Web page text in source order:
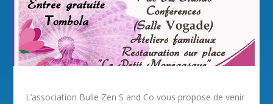
L’association Bulle Zen S and Co vous propose de venir